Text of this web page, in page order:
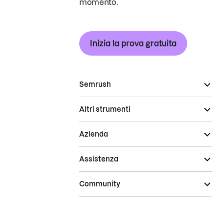
momento.
Inizia la prova gratuita
Semrush
Altri strumenti
Azienda
Assistenza
Community